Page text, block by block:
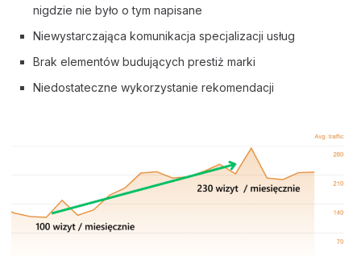
nigdzie nie było o tym napisane
Niewystarczająca komunikacja specjalizacji usług
Brak elementów budujących prestiż marki
Niedostateczne wykorzystanie rekomendacji